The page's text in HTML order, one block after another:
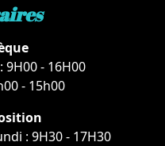
- 16H00
- 15h00
: 9H30 - 17H30